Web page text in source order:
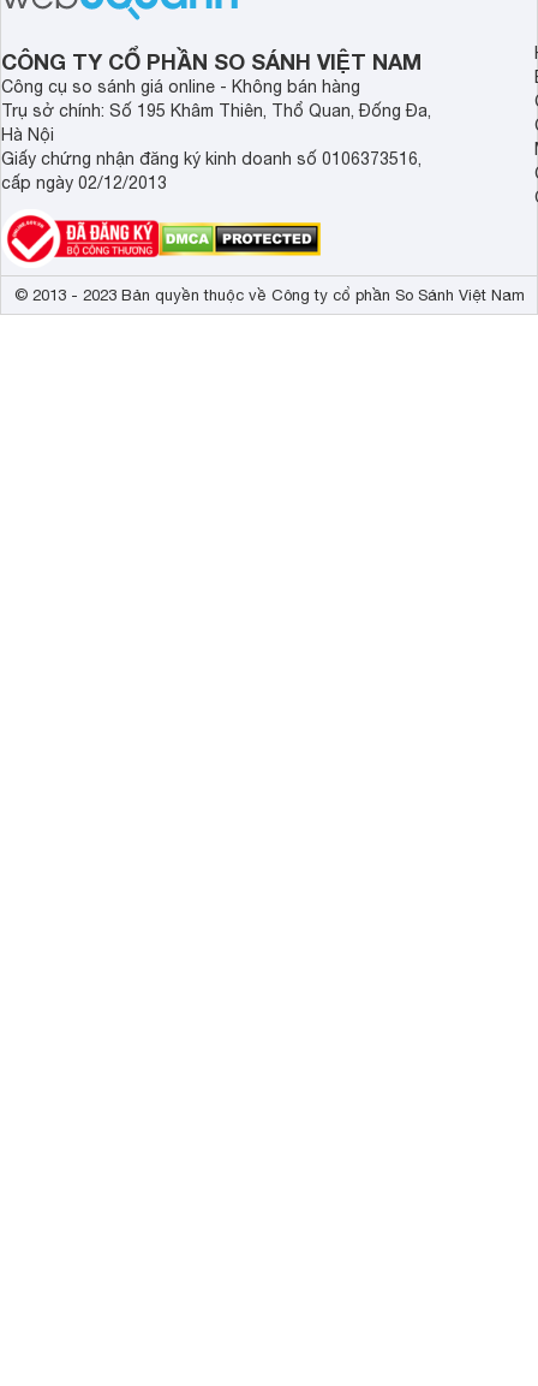
CÔNG TY CỔ PHẦN SO SÁNH VIỆT NAM
Công cụ so sánh giá online - Không bán hàng
Trụ sở chính: Số 195 Khâm Thiên, Thổ Quan, Đống Đa,
Hà Nội
Giấy chứng nhận đăng ký kinh doanh số 0106373516,
cấp ngày 02/12/2013
© 2013 - 2023 Bản quyền thuộc về Công ty cổ phần So Sánh Việt Nam